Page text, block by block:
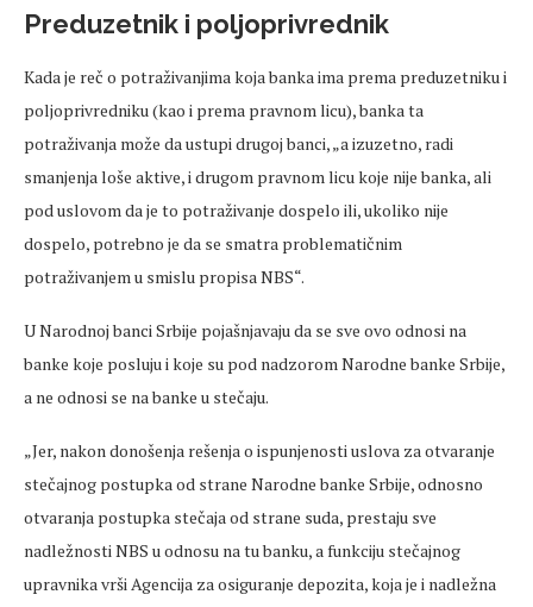
Preduzetnik i poljoprivrednik
Kada je reč o potraživanjima koja banka ima prema preduzetniku i
poljoprivredniku (kao i prema pravnom licu), banka ta
potraživanja može da ustupi drugoj banci, „a izuzetno, radi
smanjenja loše aktive, i drugom pravnom licu koje nije banka, ali
pod uslovom da je to potraživanje dospelo ili, ukoliko nije
dospelo, potrebno je da se smatra problematičnim
potraživanjem u smislu propisa NBS“.
U Narodnoj banci Srbije pojašnjavaju da se sve ovo odnosi na
banke koje posluju i koje su pod nadzorom Narodne banke Srbije,
a ne odnosi se na banke u stečaju.
„Jer, nakon donošenja rešenja o ispunjenosti uslova za otvaranje
stečajnog postupka od strane Narodne banke Srbije, odnosno
otvaranja postupka stečaja od strane suda, prestaju sve
nadležnosti NBS u odnosu na tu banku, a funkciju stečajnog
upravnika vrši Agencija za osiguranje depozita, koja je i nadležna